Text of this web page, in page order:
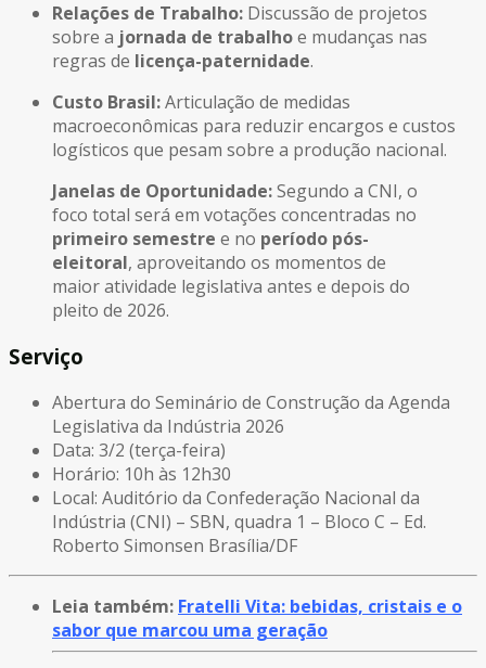
Relações de Trabalho: Discussão de projetos
sobre a jornada de trabalhoe mudanças nas
regras de licença-paternidade.
Custo Brasil:Articulação de medidas
macroeconômicas para reduzir encargos e custos
logísticos que pesam sobre a produção nacional.
Janelas de Oportunidade:Segundo a CNI, o
foco total será em votações concentradas no
primeiro semestre e no período pós-
eleitoral, aproveitando os momentos de
maior atividade legislativa antes e depois do
pleito de 2026.
Serviço
Abertura do Seminário de Construção da Agenda
Legislativa da Indústria 2026
Data: 3/2 (terça-feira)
Horário: 10h às 12h30
Local: Auditório da Confederação Nacional da
Indústria (CNI) – SBN, quadra 1 – Bloco C – Ed.
Roberto Simonsen Brasília/DF
Leia também: Fratelli Vita: bebidas, cristais e o
sabor que marcou uma geração